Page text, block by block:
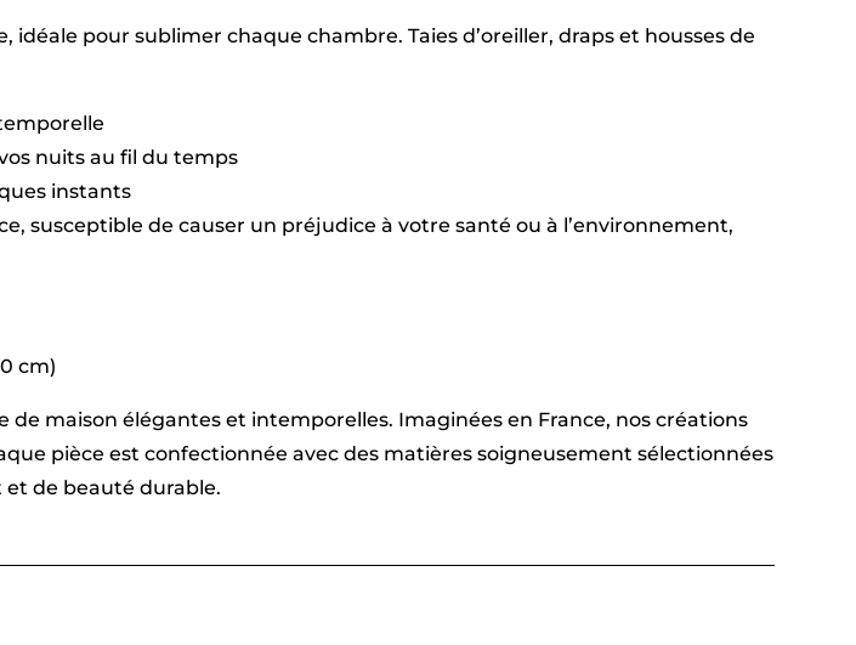
x
2
x
x
80
pour sublimer chaque chambre. Taies d’oreiller, draps et housses de
nuits au fil du temps
instants
susceptible de causer un préjudice à votre santé ou à l’environnement,
cm)
maison élégantes et intemporelles. Imaginées en France, nos créations
pièce est confectionnée avec des matières soigneusement sélectionnées
et de beauté durable.